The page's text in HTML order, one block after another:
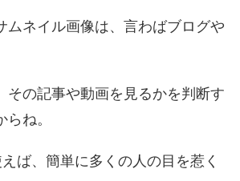
ムネイル画像は、言わばブログや
その記事や動画を見るかを判断す
ね。
ば、簡単に多くの人の目を惹く